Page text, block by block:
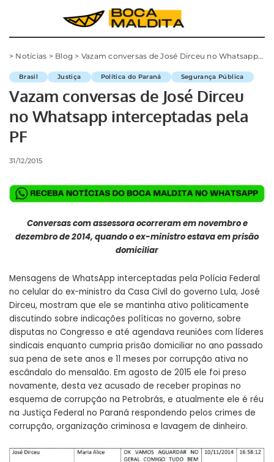
> Notícias > Blog > Vazam conversas de José Dirceu no Whatsapp interceptadas pela PF
Brasil Justiça Política do Paraná Segurança Pública
Vazam conversas de José Dirceu
no Whatsapp interceptadas pela
PF
31/12/2015
Conversas com assessora ocorreram em novembro e
dezembro de 2014, quando o ex-ministro estava em prisão
domiciliar
Mensagens de WhatsApp interceptadas pela Polícia Federal
no celular do ex-ministro da Casa Civil do governo Lula, José
Dirceu, mostram que ele se mantinha ativo politicamente
discutindo sobre indicações políticas no governo, sobre
disputas no Congresso e até agendava reuniões com líderes
sindicais enquanto cumpria prisão domiciliar no ano passado
sua pena de sete anos e 11 meses por corrupção ativa no
escândalo do mensalão. Em agosto de 2015 ele foi preso
novamente, desta vez acusado de receber propinas no
esquema de corrupção na Petrobrás, e atualmente ele é réu
na Justiça Federal no Paraná respondendo pelos crimes de
corrupção, organização criminosa e lavagem de dinheiro.